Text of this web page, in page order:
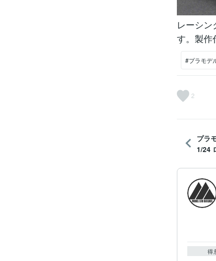
レーシ
す。製作
#プラモデ
2
プラ
1/24
得